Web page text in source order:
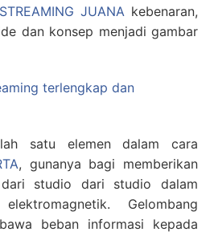
JUANA kebenaran,
dan konsep menjadi gambar
terlengkap dan
satu elemen dalam cara
, gunanya bagi memberikan
studio dari studio dalam
Gelombang
beban informasi kepada